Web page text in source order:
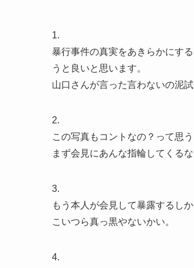
1.
暴行事件の真実をあきらかにす
うと良いと思います。
山口さんが言った言わないの泥
2.
この写真もコントなの？って思
まず会見にあんな指輪してくる
3.
もう本人が会見して暴露するしか
こいつら真っ黒やないかい。
4.